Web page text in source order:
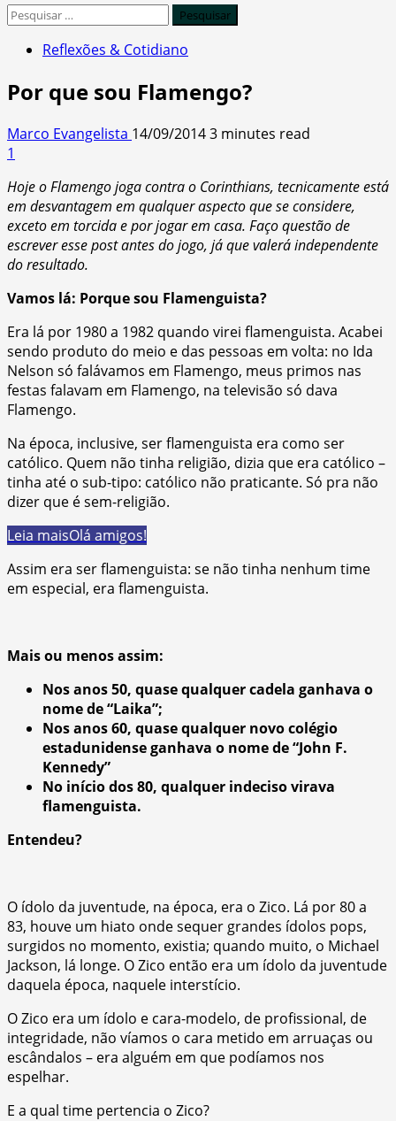
Pesquisar
Reflexões & Cotidiano
Por que sou Flamengo?
Marco Evangelista 14/09/20143 minutes read
1
Hoje o Flamengo joga contra o Corinthians, tecnicamente está
em desvantagem em qualquer aspecto que se considere,
exceto em torcida e por jogar em casa. Faço questão de
escrever esse post antes do jogo, já que valerá independente
do resultado.
Vamos lá: Porque sou Flamenguista?
Era lá por 1980 a 1982 quando virei flamenguista. Acabei
sendo produto do meio e das pessoas em volta: no Ida
Nelson só falávamos em Flamengo, meus primos nas
festas falavam em Flamengo, na televisão só dava
Flamengo.
Na época, inclusive, ser flamenguista era como ser
católico. Quem não tinha religião, dizia que era católico –
tinha até o sub-tipo: católico não praticante. Só pra não
dizer que é sem-religião.
Leia maisOlá amigos!
Assim era ser flamenguista: se não tinha nenhum time
em especial, era flamenguista.
Mais ou menos assim:
Nos anos 50, quase qualquer cadela ganhava o
nome de “Laika”;
Nos anos 60, quase qualquer novo colégio
estadunidense ganhava o nome de “John F.
Kennedy”
No início dos 80, qualquer indeciso virava
flamenguista.
Entendeu?
O ídolo da juventude, na época, era o Zico. Lá por 80 a
83, houve um hiato onde sequer grandes ídolos pops,
surgidos no momento, existia; quando muito, o Michael
Jackson, lá longe. O Zico então era um ídolo da juventude
daquela época, naquele interstício.
O Zico era um ídolo e cara-modelo, de profissional, de
integridade, não víamos o cara metido em arruaças ou
escândalos – era alguém em que podíamos nos
espelhar.
E a qual time pertencia o Zico?